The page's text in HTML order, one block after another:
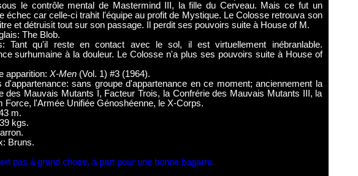
le contrôle mental de Mastermind III, la fille du Cerveau. Mais ce fut un
échec car celle-ci trahit l'équipe au profit de Mystique. Le Colosse retrouva son
et détruisit tout sur son passage. Il perdit ses pouvoirs suite à House of M.
The Blob.
Tant qu'il reste en contact avec le sol, il est virtuellement inébranlable.
surhumaine à la douleur. Le Colosse n'a plus ses pouvoirs suite à House of
apparition: X-Men (Vol. 1) #3 (1964).
d'appartenance: sans groupe d'appartenance en ce moment; anciennement la
des Mauvais Mutants I, Facteur Trois, la Confrérie des Mauvais Mutants III, la
Force, l'Armée Unifiée Génoshéenne, le X-Corps.
m.
kgs.
Bruns.
pas à grand chose, à part pour une bonne bagarre.